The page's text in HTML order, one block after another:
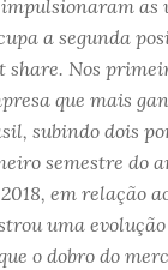
as
a segunda
share. Nos
que mais
subindo dois
semestre do
em relação
uma
o dobro do